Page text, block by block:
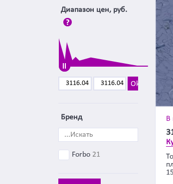
Диапазон цен, руб.
Бренд
Forbo 21
В